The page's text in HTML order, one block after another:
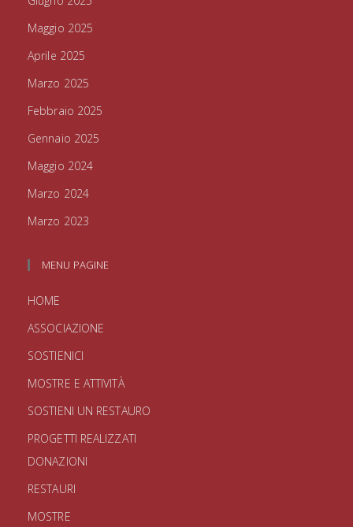
Maggio 2025
Aprile 2025
Marzo 2025
Febbraio 2025
Gennaio 2025
Maggio 2024
Marzo 2024
Marzo 2023
MENU PAGINE
HOME
ASSOCIAZIONE
SOSTIENICI
MOSTRE E ATTIVITÀ
SOSTIENI UN RESTAURO
PROGETTI REALIZZATI
DONAZIONI
RESTAURI
MOSTRE